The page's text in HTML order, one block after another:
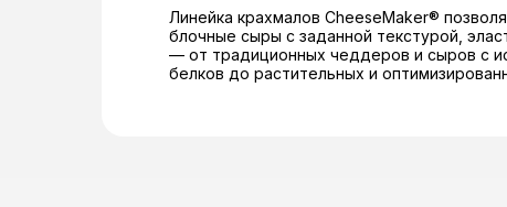
Линейка крахмалов CheeseMaker®
блочные сыры с заданной текстурой,
— от традиционных чеддеров и сыров с
белков до растительных и